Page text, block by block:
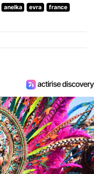
anelka evra
france